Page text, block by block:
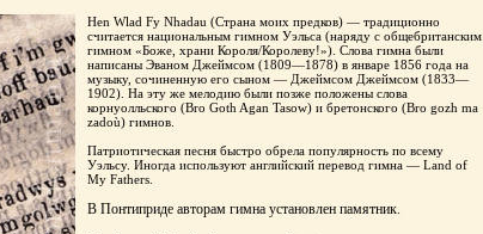
Hen Wlad Fy Nhadau (Страна моих предков) — традиционно
считается национальным гимном Уэльса (наряду с общебританским
гимном «Боже, храни Короля/Королеву!»). Слова гимна были
написаны Эваном Джеймсом (1809—1878) в январе 1856 года на
музыку, сочиненную его сыном — Джеймсом Джеймсом (1833—
1902). На эту же мелодию были позже положены слова
корнуолльского (Bro Goth Agan Tasow) и бретонского (Bro gozh ma
zadoù) гимнов.
Патриотическая песня быстро обрела популярность по всему
Уэльсу. Иногда используют английский перевод гимна — Land of
My Fathers.
В Понтиприде авторам гимна установлен памятник.